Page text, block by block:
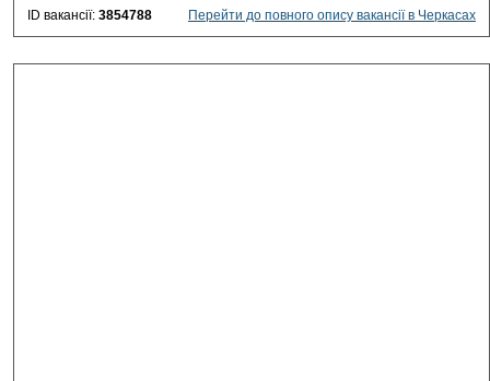
ID вакансії: 3854788 Перейти до повного опису вакансії в Черкасах